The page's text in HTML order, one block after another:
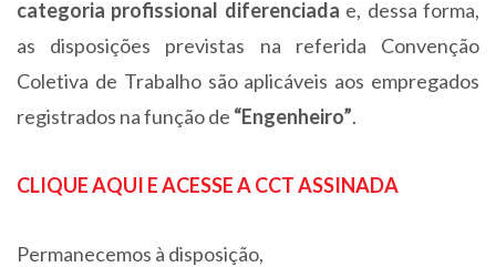
categoria profissional diferenciada e, dessa forma,
as disposições previstas na referida Convenção
Coletiva de Trabalho são aplicáveis aos empregados
registrados na função de “Engenheiro”.
CLIQUE AQUI E ACESSE A CCT ASSINADA
Permanecemos à disposição,